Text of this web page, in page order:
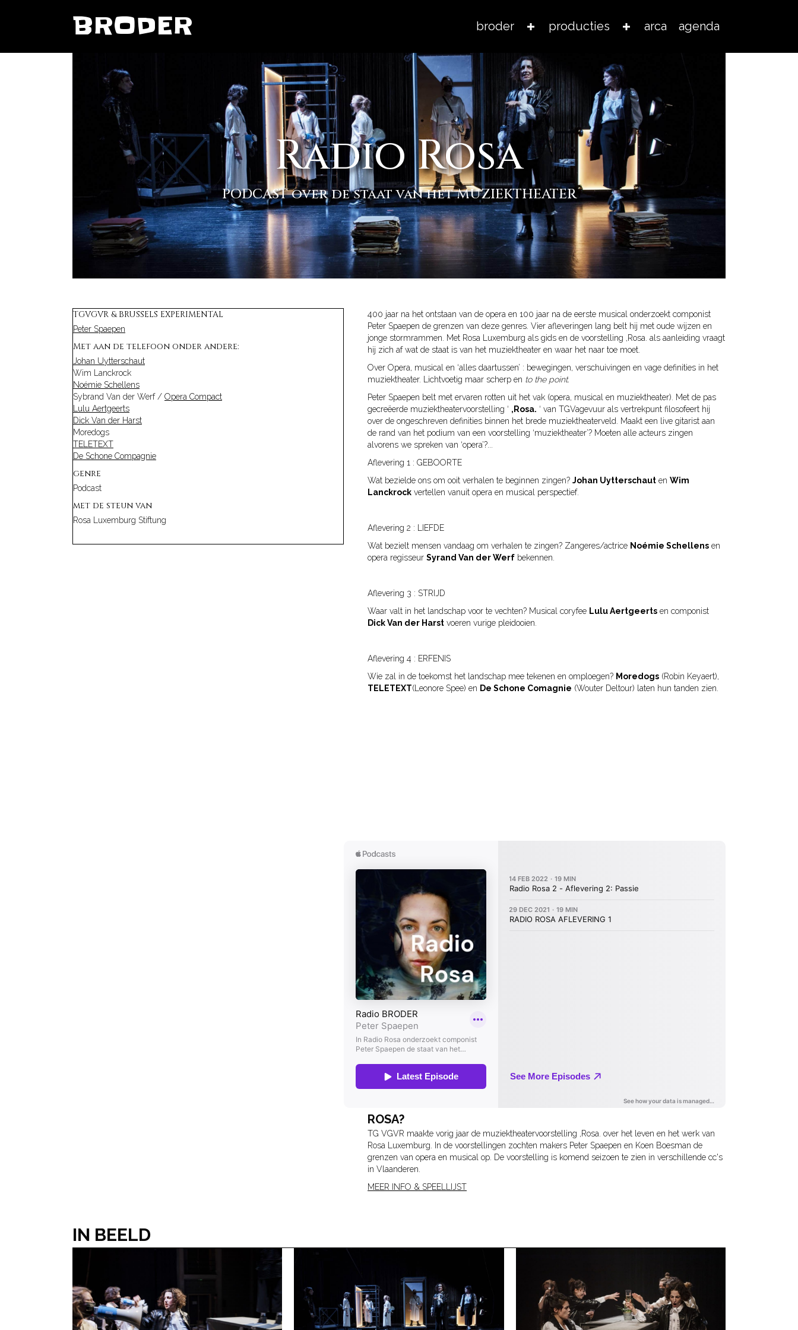
BRODER broder producties arca agenda
Radio Rosa
PODCAST over de staat van het MUZIEKTHEATER
TGVGVR & BRUSSELS EXPERIMENTAL
Peter Spaepen
Met aan de telefoon onder andere:
Johan Uytterschaut
Wim Lanckrock
Noémie Schellens
Sybrand Van der Werf / Opera Compact
Lulu Aertgeerts
Dick Van der Harst
Moredogs
TELETEXT
De Schone Compagnie
genre
Podcast
met de steun van
Rosa Luxemburg Stiftung
400 jaar na het ontstaan van de opera en 100 jaar na de eerste musical onderzoekt componist
Peter Spaepen de grenzen van deze genres. Vier afleveringen lang belt hij met oude wijzen en
jonge stormrammen. Met Rosa Luxemburg als gids en de voorstelling ,Rosa. als aanleiding vraagt
hij zich af wat de staat is van het muziektheater en waar het naar toe moet.
Over Opera, musical en ‘alles daartussen’ : bewegingen, verschuivingen en vage definities in het
muziektheater. Lichtvoetig maar scherp en to the point.
Peter Spaepen belt met ervaren rotten uit het vak (opera, musical en muziektheater). Met de pas
gecreëerde muziektheatervoorstelling ‘ ,Rosa. ‘ van TGVagevuur als vertrekpunt filosofeert hij
over de ongeschreven definities binnen het brede muziektheaterveld. Maakt een live gitarist aan
de rand van het podium van een voorstelling ‘muziektheater’? Moeten alle acteurs zingen
alvorens we spreken van ‘opera’?...
Aflevering 1 : GEBOORTE
Wat bezielde ons om ooit verhalen te beginnen zingen?Johan Uytterschaut enWim
Lanckrock vertellen vanuit opera en musical perspectief.
Aflevering 2 : LIEFDE
Wat bezielt mensen vandaag om verhalen te zingen? Zangeres/actrice Noémie Schellens en
opera regisseurSyrand Van der Werf bekennen.
Aflevering 3 : STRIJD
Waar valt in het landschap voor te vechten? Musical coryfee Lulu Aertgeerts en componist
Dick Van der Harst voeren vurige pleidooien.
Aflevering 4 : ERFENIS
Wie zal in de toekomst het landschap mee tekenen en omploegen? Moredogs (Robin Keyaert),
TELETEXT(Leonore Spee) en De Schone Comagnie (Wouter Deltour) laten hun tanden zien.
ROSA?
TG VGVR maakte vorig jaar de muziektheatervoorstelling ,Rosa. over het leven en het werk van
Rosa Luxemburg. In de voorstellingen zochten makers Peter Spaepen en Koen Boesman de
grenzen van opera en musical op. De voorstelling is komend seizoen te zien in verschillende cc's
in Vlaanderen.
MEER INFO & SPEELLIJST
IN BEELD